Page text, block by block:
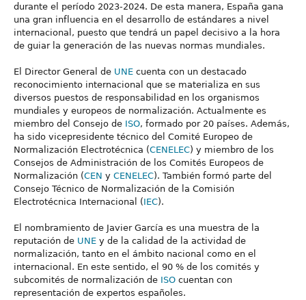
durante el período 2023-2024. De esta manera, España gana
una gran influencia en el desarrollo de estándares a nivel
internacional, puesto que tendrá un papel decisivo a la hora
de guiar la generación de las nuevas normas mundiales.
El Director General de UNE cuenta con un destacado
reconocimiento internacional que se materializa en sus
diversos puestos de responsabilidad en los organismos
mundiales y europeos de normalización. Actualmente es
miembro del Consejo de ISO, formado por 20 países. Además,
ha sido vicepresidente técnico del Comité Europeo de
Normalización Electrotécnica (CENELEC) y miembro de los
Consejos de Administración de los Comités Europeos de
Normalización (CEN y CENELEC). También formó parte del
Consejo Técnico de Normalización de la Comisión
Electrotécnica Internacional (IEC).
El nombramiento de Javier García es una muestra de la
reputación de UNE y de la calidad de la actividad de
normalización, tanto en el ámbito nacional como en el
internacional. En este sentido, el 90 % de los comités y
subcomités de normalización de ISO cuentan con
representación de expertos españoles.